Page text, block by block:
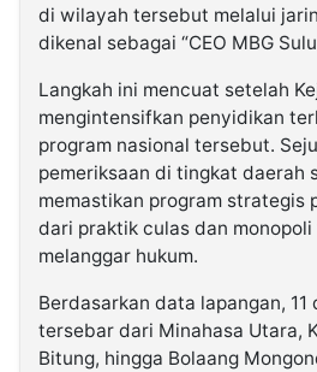
di wilayah tersebut melalui
dikenal sebagai “CEO MBG
Langkah ini mencuat setelah
mengintensifkan penyidikan
program nasional tersebut.
pemeriksaan di tingkat daerah
memastikan program strategis
dari praktik culas dan
melanggar hukum.
Berdasarkan data lapangan, 11
tersebar dari Minahasa Utara,
Bitung, hingga Bolaang